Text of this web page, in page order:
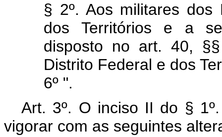
§ 2º. Aos militares
dos Territórios e a
disposto no art. 40,
Distrito Federal e dos
6º ".
Art. 3º. O inciso II do §
vigorar com as seguintes